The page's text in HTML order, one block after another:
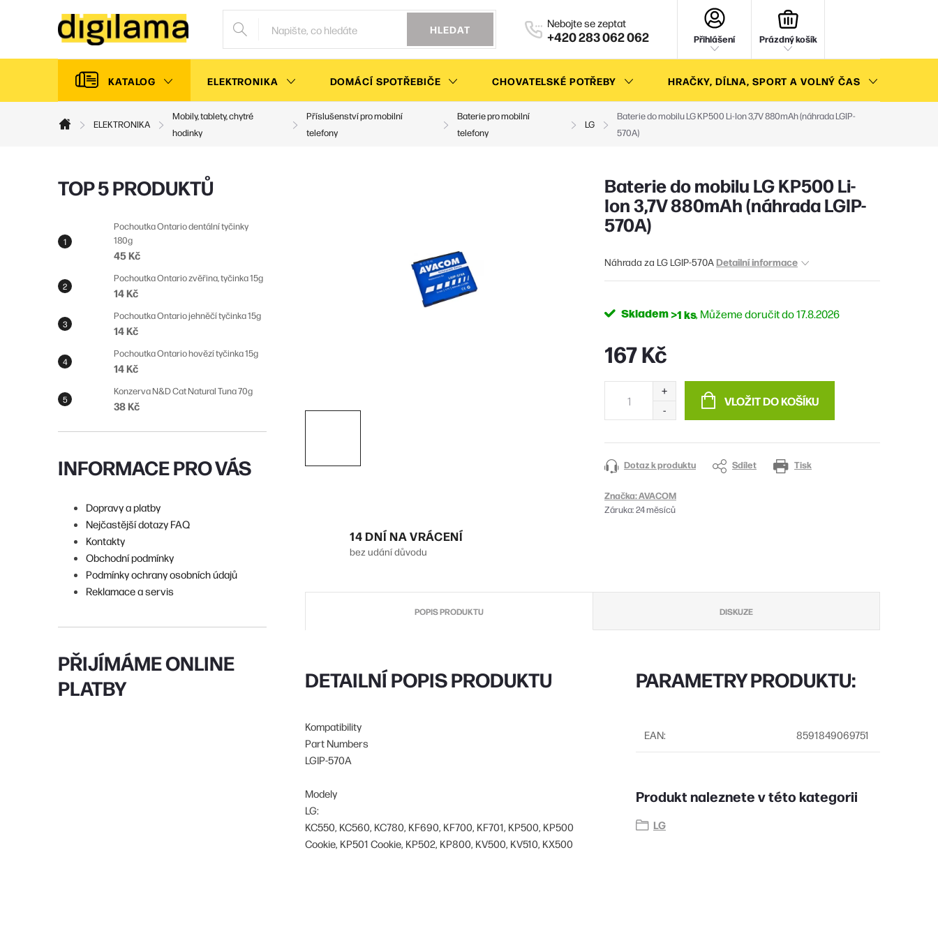
HLEDAT +420 283 062 062 Přihlášení Prázdný košík
KATALOG ELEKTRONIKA DOMÁCÍ SPOTŘEBIČE CHOVATELSKÉ POTŘEBY HRAČKY, DÍLNA, SPORT A VOLNÝ ČAS
Domů
ELEKTRONIKA
Mobily, tablety, chytré
hodinky
Příslušenství pro mobilní
telefony
Baterie pro mobilní
telefony
LG
Baterie do mobilu LG KP500 Li-Ion 3,7V 880mAh (náhrada LGIP-
570A)
P
s
t
r
a
n
í
p
a
n
e
l
TOP 5 PRODUKTŮ
Pochoutka Ontario dentální tyčinky
180g
45 Kč
Pochoutka Ontario zvěřina, tyčinka 15g
14 Kč
Pochoutka Ontario jehněčí tyčinka 15g
14 Kč
Pochoutka Ontario hovězí tyčinka 15g
14 Kč
Konzerva N&D Cat Natural Tuna 70g
38 Kč
INFORMACE PRO VÁS
Dopravy a platby
Nejčastější dotazy FAQ
Kontakty
Obchodní podmínky
Podmínky ochrany osobních údajů
Reklamace a servis
PŘIJÍMÁME ONLINE
PLATBY
Baterie do mobilu LG KP500 Li-
Ion 3,7V 880mAh (náhrada LGIP-
570A)
Náhrada za LG LGIP-570ADetailní informace
Skladem>1 ks 17.8.2026
167 Kč
VLOŽIT DO KOŠÍKU
Tisk
Dotaz k produktu Sdílet
Značka:AVACOM
Záruka:24 měsíců
14 DNÍ NA VRÁCENÍ
bez udání důvodu
POPIS PRODUKTU DISKUZE
DETAILNÍ POPIS PRODUKTU
Kompatibility
Part Numbers
LGIP-570A
Modely
LG:
KC550, KC560, KC780, KF690, KF700, KF701, KP500, KP500
Cookie, KP501 Cookie, KP502, KP800, KV500, KV510, KX500
PARAMETRY PRODUKTU:
EAN: 8591849069751
Produkt naleznete v této kategorii
LG